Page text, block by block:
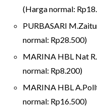
(Harga normal:
PURBASARI
normal: Rp28.500)
MARINA HBL Nat
normal: Rp8.200)
MARINA HBL
normal: Rp16.500)